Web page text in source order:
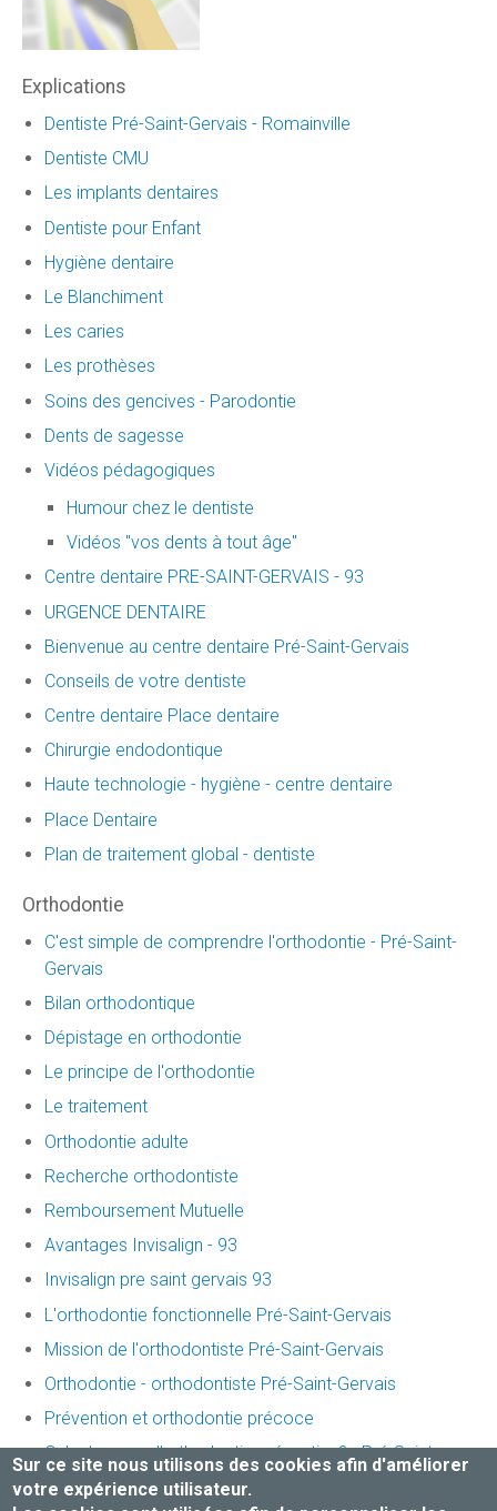
Explications
Dentiste Pré-Saint-Gervais - Romainville
Dentiste CMU
Les implants dentaires
Dentiste pour Enfant
Hygiène dentaire
Le Blanchiment
Les caries
Les prothèses
Soins des gencives - Parodontie
Dents de sagesse
Vidéos pédagogiques
Humour chez le dentiste
Vidéos "vos dents à tout âge"
Centre dentaire PRE-SAINT-GERVAIS - 93
URGENCE DENTAIRE
Bienvenue au centre dentaire Pré-Saint-Gervais
Conseils de votre dentiste
Centre dentaire Place dentaire
Chirurgie endodontique
Haute technologie - hygiène - centre dentaire
Place Dentaire
Plan de traitement global - dentiste
Orthodontie
C'est simple de comprendre l'orthodontie - Pré-Saint-
Gervais
Bilan orthodontique
Dépistage en orthodontie
Le principe de l'orthodontie
Le traitement
Orthodontie adulte
Recherche orthodontiste
Remboursement Mutuelle
Avantages Invisalign - 93
Invisalign pre saint gervais 93
L'orthodontie fonctionnelle Pré-Saint-Gervais
Mission de l'orthodontiste Pré-Saint-Gervais
Orthodontie - orthodontiste Pré-Saint-Gervais
Prévention et orthodontie précoce
Qu’est-ce que l’orthodontie préventive? - Pré-Saint-
Gervais
Sur ce site nous utilisons des cookies afin d'améliorer
votre expérience utilisateur.